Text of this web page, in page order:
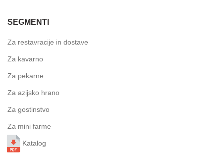
SEGMENTI
Za restavracije in dostave
Za kavarno
Za pekarne
Za azijsko hrano
Za gostinstvo
Za mini farme
Katalog